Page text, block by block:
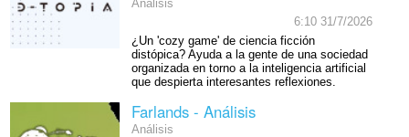
Análisis
6:10 31/7/2026
¿Un 'cozy game' de ciencia ficción
distópica? Ayuda a la gente de una sociedad
organizada en torno a la inteligencia artificial
que despierta interesantes reflexiones.
Farlands - Análisis
Análisis